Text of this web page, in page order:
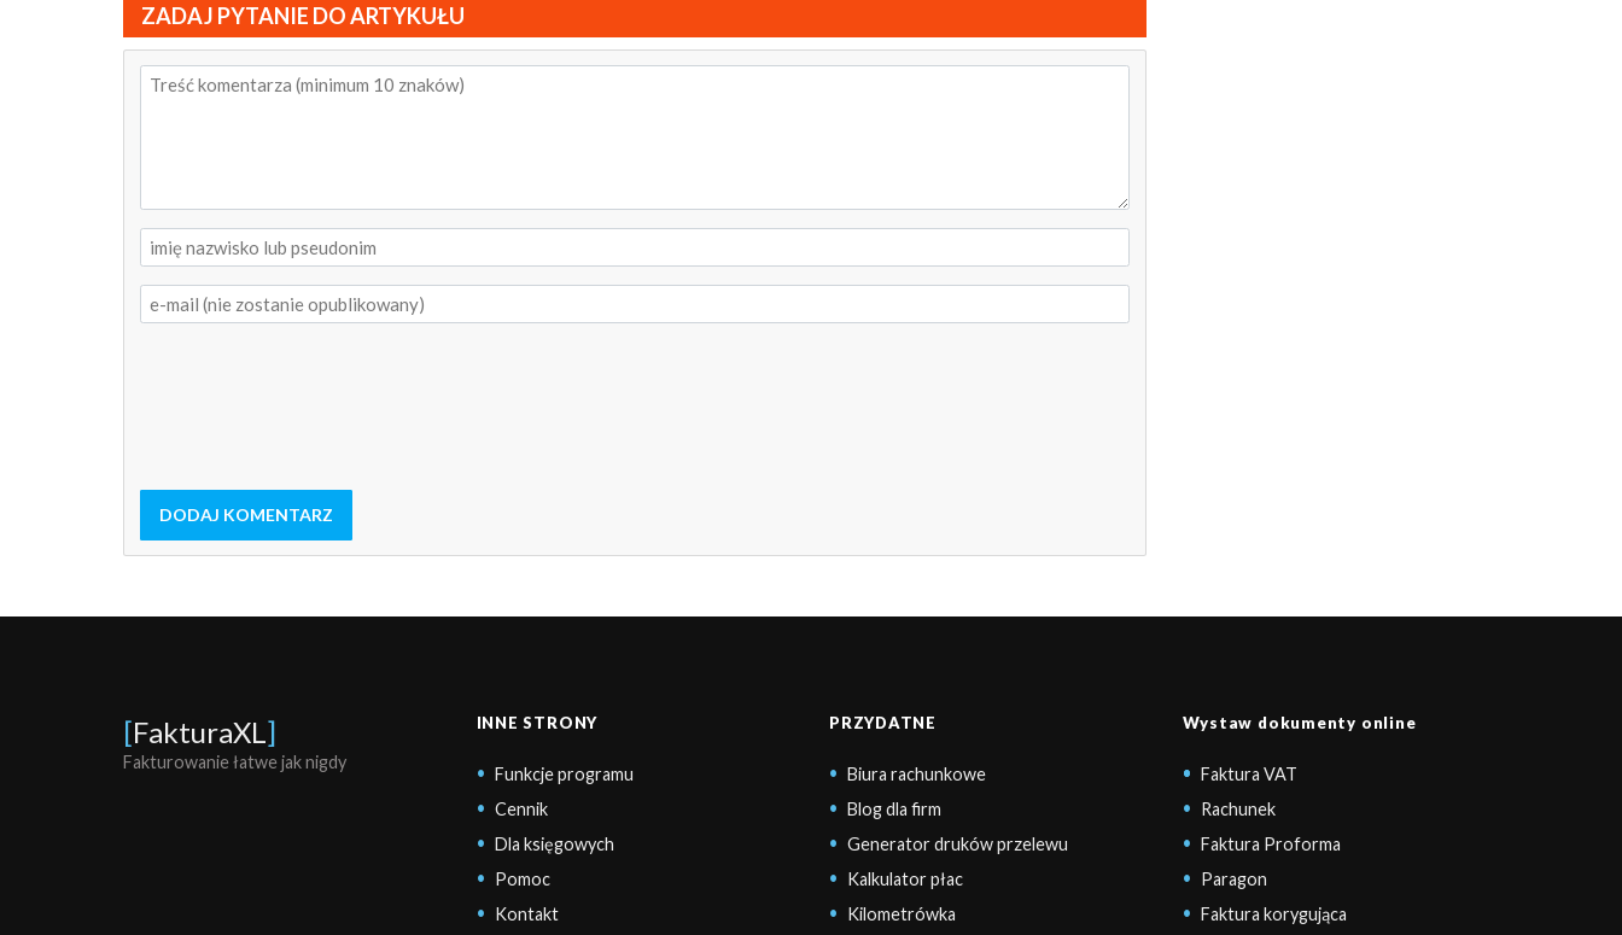
ZADAJ PYTANIE DO ARTYKUŁU
DODAJ KOMENTARZ
[FakturaXL]
Fakturowanie łatwe jak nigdy
INNE STRONY
Funkcje programu
Cennik
Dla księgowych
Pomoc
Kontakt
PRZYDATNE
Biura rachunkowe
Blog dla firm
Generator druków przelewu
Kalkulator płac
Kilometrówka
Wystaw dokumenty online
Faktura VAT
Rachunek
Faktura Proforma
Paragon
Faktura korygująca